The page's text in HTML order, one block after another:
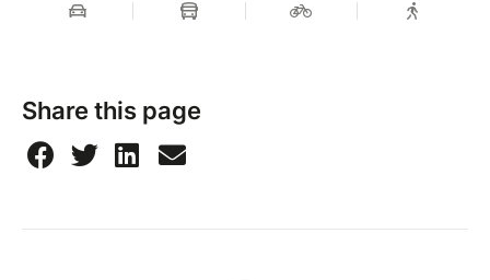
Share this page